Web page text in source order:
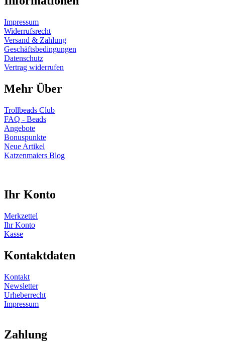
Impressum
Widerrufsrecht
Versand & Zahlung
Geschäftsbedingungen
Datenschutz
Vertrag widerrufen
Mehr Über
Trollbeads Club
FAQ - Beads
Angebote
Bonuspunkte
Neue Artikel
Katzenmaiers Blog
Ihr Konto
Merkzettel
Ihr Konto
Kasse
Kontaktdaten
Kontakt
Newsletter
Urheberrecht
Impressum
Zahlung